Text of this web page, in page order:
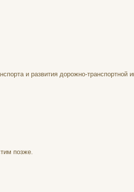
и развития дорожно-транспортной
позже.